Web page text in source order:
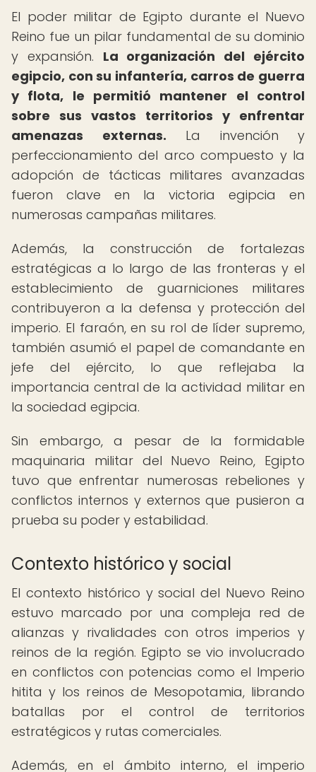
El poder militar de Egipto durante el Nuevo
Reino fue un pilar fundamental de su dominio
y expansión. La organización del ejército
egipcio, con su infantería, carros de guerra
y flota, le permitió mantener el control
sobre sus vastos territorios y enfrentar
amenazas externas. La invención y
perfeccionamiento del arco compuesto y la
adopción de tácticas militares avanzadas
fueron clave en la victoria egipcia en
numerosas campañas militares.
Además, la construcción de fortalezas
estratégicas a lo largo de las fronteras y el
establecimiento de guarniciones militares
contribuyeron a la defensa y protección del
imperio. El faraón, en su rol de líder supremo,
también asumió el papel de comandante en
jefe del ejército, lo que reflejaba la
importancia central de la actividad militar en
la sociedad egipcia.
Sin embargo, a pesar de la formidable
maquinaria militar del Nuevo Reino, Egipto
tuvo que enfrentar numerosas rebeliones y
conflictos internos y externos que pusieron a
prueba su poder y estabilidad.
Contexto histórico y social
El contexto histórico y social del Nuevo Reino
estuvo marcado por una compleja red de
alianzas y rivalidades con otros imperios y
reinos de la región. Egipto se vio involucrado
en conflictos con potencias como el Imperio
hitita y los reinos de Mesopotamia, librando
batallas por el control de territorios
estratégicos y rutas comerciales.
Además, en el ámbito interno, el imperio